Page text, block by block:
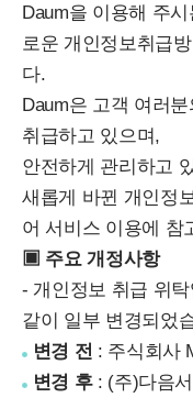
Daum을 이용해 주
로운 개인정보취급
다.
Daum은 고객 여러
취급하고 있으며,
안전하게 관리하고
새롭게 바뀐 개인정
어 서비스 이용에 참
▣ 주요 개정사항
- 개인정보 취급 위
같이 일부 변경되었
변경 전 : 주식회사
변경 후: (주)다음